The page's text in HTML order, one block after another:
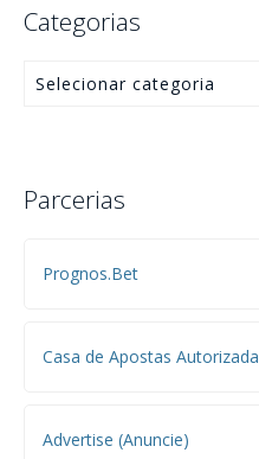
Categorias
Parcerias
Prognos.Bet
Casa de Apostas Autorizada
Advertise (Anuncie)